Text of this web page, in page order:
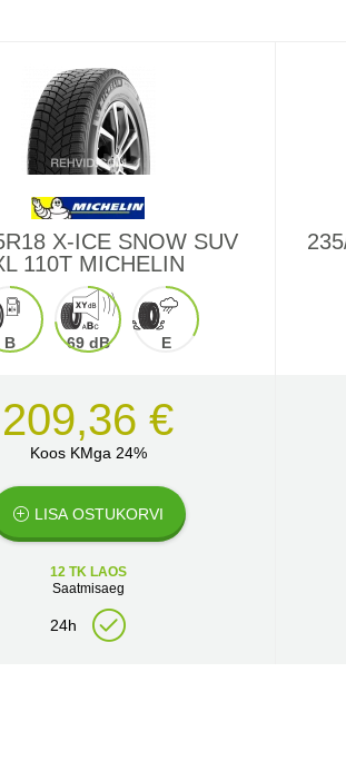
X-ICE SNOW SUV
110T MICHELIN
B 69 dB E
209,36 €
Koos KMga 24%
LISA OSTUKORVI
12 TK LAOS
Saatmisaeg
24h